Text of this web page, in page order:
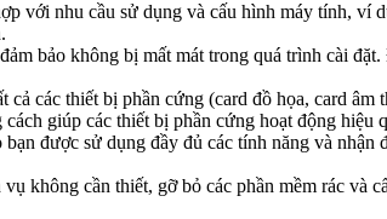
với nhu cầu sử dụng và cấu hình máy tính, ví
bảo không bị mất mát trong quá trình cài
các thiết bị phần cứng (card đồ họa, card
giúp các thiết bị phần cứng hoạt động hiệu
được sử dụng đầy đủ các tính năng và
không cần thiết, gỡ bỏ các phần mềm rác và